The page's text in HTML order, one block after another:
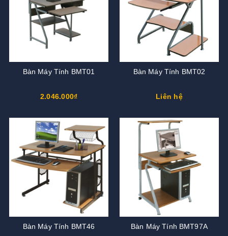
Bàn Máy Tính BMT01
2.046.000₫
Bàn Máy Tính BMT02
Liên hệ
Bàn Máy Tính BMT46 Bàn Máy Tính BMT97A